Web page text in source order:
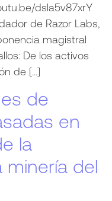
dsla5v87xrY
de Razor Labs,
magistral
De los activos
de […]
de
en
la
minería del